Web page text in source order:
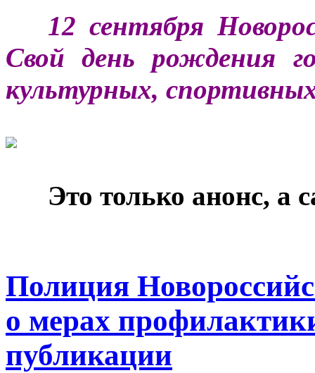
12 сентября
Свой день рождения
культурных,
Это только анонс, а
Полиция
о мерах
публикации